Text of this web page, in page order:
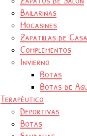
Bailarinas
Mocasines
Zapatillas de Casa
Complementos
Invierno
Botas
Botas de
Terapéutico
Deportivas
Botas